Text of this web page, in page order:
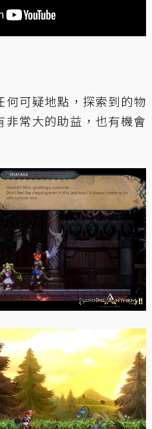
何可疑地點，探索到的物
非常大的助益，也有機會